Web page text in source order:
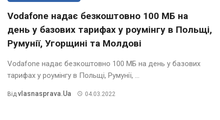
Vodafone надає безкоштовно 100 МБ на
день у базових тарифах у роумінгу в Польщі,
Румунії, Угорщині та Молдові
Vodafone надає безкоштовно 100 МБ на день у базових
тарифах у роумінгу в Польщі, Румунії, ...
Від Vlasnasprava.ua 04.03.2022